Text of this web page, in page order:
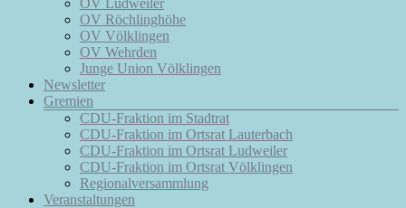
OV Ludweiler
OV Röchlinghöhe
OV Völklingen
OV Wehrden
Junge Union Völklingen
Newsletter
Gremien
CDU-Fraktion im Stadtrat
CDU-Fraktion im Ortsrat Lauterbach
CDU-Fraktion im Ortsrat Ludweiler
CDU-Fraktion im Ortsrat Völklingen
Regionalversammlung
Veranstaltungen